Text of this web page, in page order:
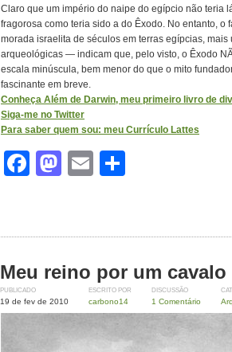
Claro que um império do naipe do egípcio não teria
fragorosa como teria sido a do Êxodo. No entanto,
morada israelita de séculos em terras egípcias,
arqueológicas — indicam que, pelo visto, o Êxodo
escala minúscula, bem menor do que o mito
fascinante em breve.
Conheça Além de Darwin, meu primeiro livro de
Siga-me no Twitter
Para saber quem sou: meu Currículo Lattes
Facebook
Mastodon
Email
Meu reino por um cavalo
PUBLICADO
19 de fev de 2010
ESCRITO POR
carbono14
DISCUSSÃO
1 Comentário